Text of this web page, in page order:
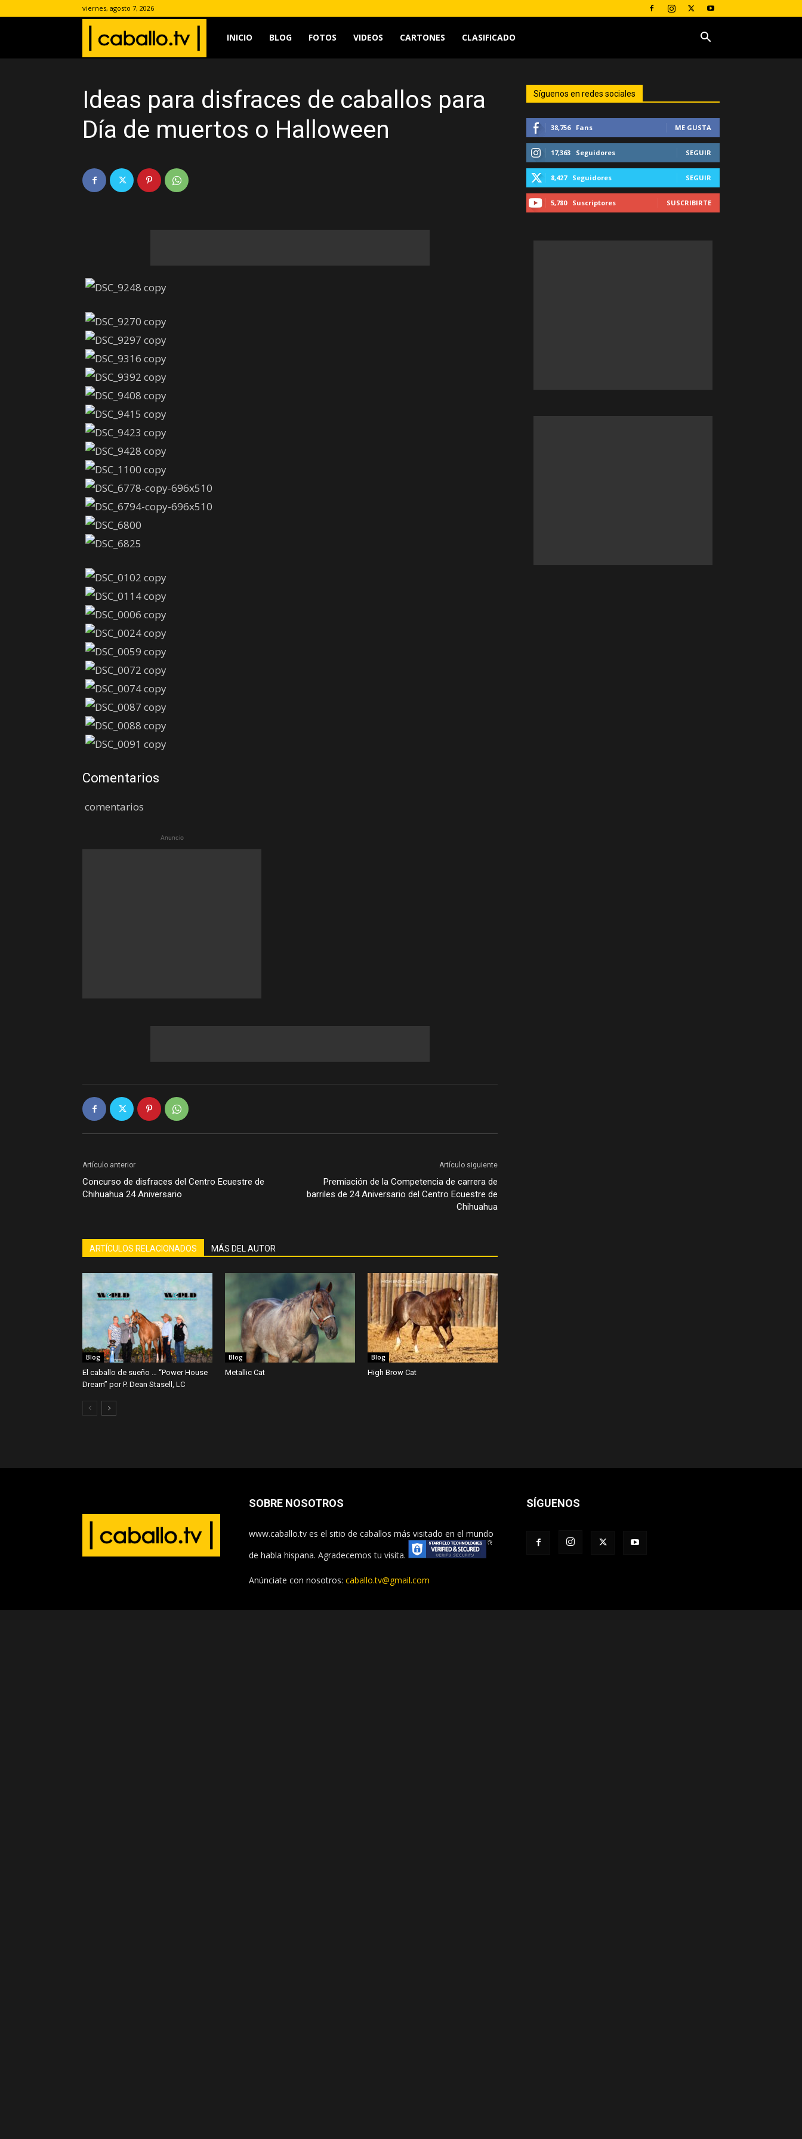
viernes, agosto 7, 2026
www.caballo.tv
INICIO BLOG FOTOS VIDEOS CARTONES CLASIFICADO
Ideas para disfraces de caballos para
Día de muertos o Halloween
Comentarios
comentarios
Anuncio
Artículo anterior
Concurso de disfraces del Centro Ecuestre de
Chihuahua 24 Aniversario
Artículo siguiente
Premiación de la Competencia de carrera de
barriles de 24 Aniversario del Centro Ecuestre de
Chihuahua
ARTÍCULOS RELACIONADOS MÁS DEL AUTOR
Blog
El caballo de sueño … “Power House
Dream” por P. Dean Stasell, LC
Blog
Metallic Cat
Blog
High Brow Cat
Síguenos en redes sociales
38,756 Fans ME GUSTA
17,363 Seguidores SEGUIR
8,427 Seguidores SEGUIR
5,780 Suscriptores SUSCRIBIRTE
SOBRE NOSOTROS
www.caballo.tv es el sitio de caballos más visitado en el mundo
de habla hispana. Agradecemos tu visita.
Anúnciate con nosotros: caballo.tv@gmail.com
SÍGUENOS